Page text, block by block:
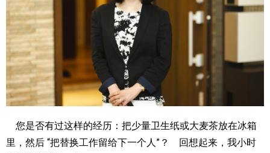
您是否有过这样的经历：把少量卫生纸或大麦茶放在冰箱
里，然后 “把替换工作留给下一个人”？ 回想起来，我小时